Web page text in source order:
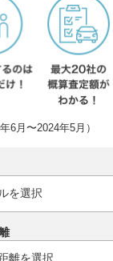
6月〜2024年5月）